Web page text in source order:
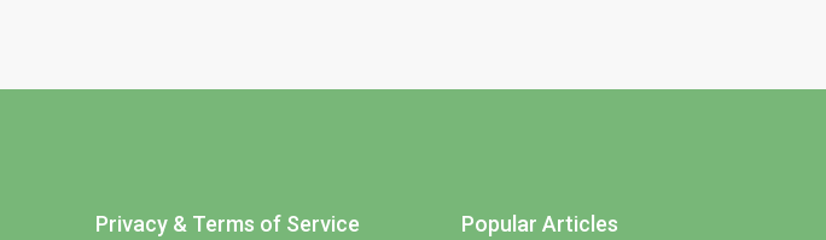
Privacy & Terms of Service Popular Articles